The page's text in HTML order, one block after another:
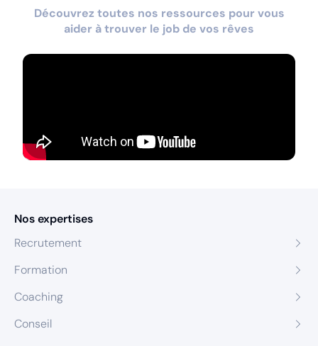
Découvrez toutes nos ressources pour vous
aider à trouver le job de vos rêves
Nos expertises
Recrutement
Formation
Coaching
Conseil